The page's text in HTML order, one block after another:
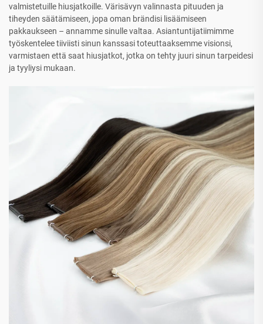
valmistetuille hiusjatkoille. Värisävyn valinnasta pituuden ja
tiheyden säätämiseen, jopa oman brändisi lisäämiseen
pakkaukseen – annamme sinulle valtaa. Asiantuntijatiimimme
työskentelee tiiviisti sinun kanssasi toteuttaaksemme visionsi,
varmistaen että saat hiusjatkot, jotka on tehty juuri sinun tarpeidesi
ja tyyliysi mukaan.